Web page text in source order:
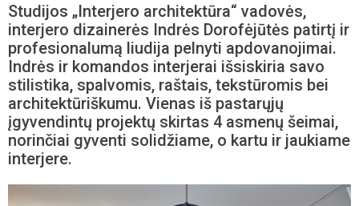
Studijos „Interjero architektūra“ vadovės,
interjero dizainerės Indrės Dorofėjūtės patirtį ir
profesionalumą liudija pelnyti apdovanojimai.
Indrės ir komandos interjerai išsiskiria savo
stilistika, spalvomis, raštais, tekstūromis bei
architektūriškumu. Vienas iš pastarųjų
įgyvendintų projektų skirtas 4 asmenų šeimai,
norinčiai gyventi solidžiame, o kartu ir jaukiame
interjere.